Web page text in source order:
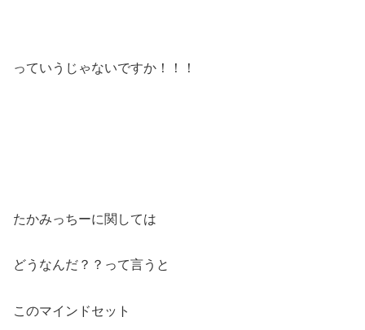
っていうじゃないですか！！！
たかみっちーに関しては
どうなんだ？？って言うと
このマインドセット